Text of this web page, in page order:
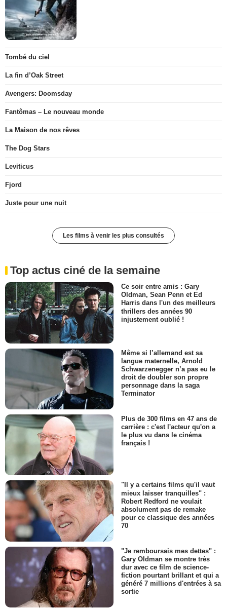
Tombé du ciel
La fin d’Oak Street
Avengers: Doomsday
Fantômas – Le nouveau monde
La Maison de nos rêves
The Dog Stars
Leviticus
Fjord
Juste pour une nuit
Les films à venir les plus consultés
Top actus ciné de la semaine
Ce soir entre amis : Gary
Oldman, Sean Penn et Ed
Harris dans l'un des meilleurs
thrillers des années 90
injustement oublié !
Même si l’allemand est sa
langue maternelle, Arnold
Schwarzenegger n’a pas eu le
droit de doubler son propre
personnage dans la saga
Terminator
Plus de 300 films en 47 ans de
carrière : c'est l'acteur qu'on a
le plus vu dans le cinéma
français !
"Il y a certains films qu'il vaut
mieux laisser tranquilles" :
Robert Redford ne voulait
absolument pas de remake
pour ce classique des années
70
"Je remboursais mes dettes" :
Gary Oldman se montre très
dur avec ce film de science-
fiction pourtant brillant et qui a
généré 7 millions d'entrées à sa
sortie